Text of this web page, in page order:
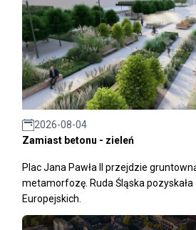
2026-08-04
Zamiast betonu - zieleń
Plac Jana Pawła II przejdzie
metamorfozę. Ruda Śląska pozyskała
Europejskich.